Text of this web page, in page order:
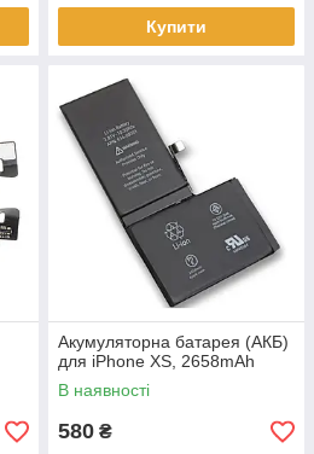
Купити
Акумуляторна батарея (АКБ)
для iPhone XS, 2658mAh
В наявності
580 ₴